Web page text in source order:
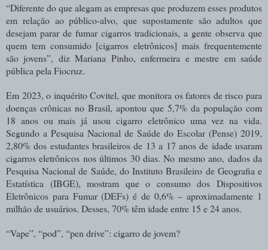
“Diferente do que alegam as empresas que produzem esses produtos
em relação ao público-alvo, que supostamente são adultos que
desejam parar de fumar cigarros tradicionais, a gente observa que
quem tem consumido [cigarros eletrônicos] mais frequentemente
são jovens”, diz Mariana Pinho, enfermeira e mestre em saúde
pública pela Fiocruz.
Em 2023, o inquérito Covitel, que monitora os fatores de risco para
doenças crônicas no Brasil, apontou que 5,7% da população com
18 anos ou mais já usou cigarro eletrônico uma vez na vida.
Segundo a Pesquisa Nacional de Saúde do Escolar (Pense) 2019,
2,80% dos estudantes brasileiros de 13 a 17 anos de idade usaram
cigarros eletrônicos nos últimos 30 dias. No mesmo ano, dados da
Pesquisa Nacional de Saúde, do Instituto Brasileiro de Geografia e
Estatística (IBGE), mostram que o consumo dos Dispositivos
Eletrônicos para Fumar (DEFs) é de 0,6% – aproximadamente 1
milhão de usuários. Desses, 70% têm idade entre 15 e 24 anos.
“Vape”, “pod”, “pen drive”: cigarro de jovem?